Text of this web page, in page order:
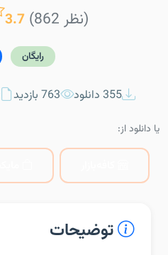
3.7 (862 نظر)
رایگان
355 دانلود 763 بازدید
یا دانلود از:
توضیحات